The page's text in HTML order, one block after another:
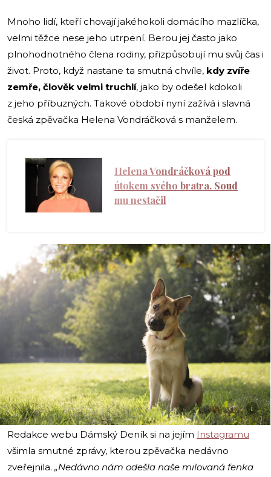
Mnoho lidí, kteří chovají jakéhokoli domácího mazlíčka,
velmi těžce nese jeho utrpení. Berou jej často jako
plnohodnotného člena rodiny, přizpůsobují mu svůj čas i
život. Proto, když nastane ta smutná chvíle, kdy zvíře
zemře, člověk velmi truchlí, jako by odešel kdokoli
z jeho příbuzných. Takové období nyní zažívá i slavná
česká zpěvačka Helena Vondráčková s manželem.
Helena Vondráčková pod
útokem svého bratra. Soud
mu nestačil
i
Redakce webu Dámský Deník si na jejím Instagramu
všimla smutné zprávy, kterou zpěvačka nedávno
zveřejnila. „Nedávno nám odešla naše milovaná fenka